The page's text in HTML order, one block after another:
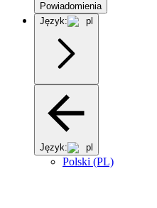
Powiadomienia
Język:
pl
Język: pl
Polski (PL)